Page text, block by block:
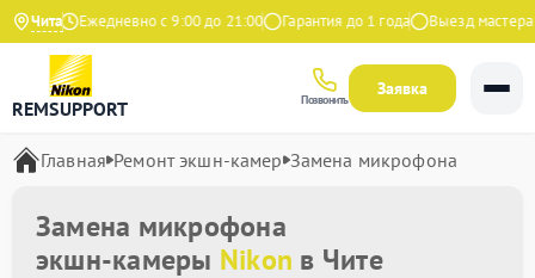
ЧитаЕжедневно с 9:00 до 21:00 Гарантия до 1 года Выезд мастера
REMSUPPORT Позвонить
Заявка
Главная Ремонт экшн-камер Замена микрофона
Замена микрофона
экшн-камеры Nikon в Чите